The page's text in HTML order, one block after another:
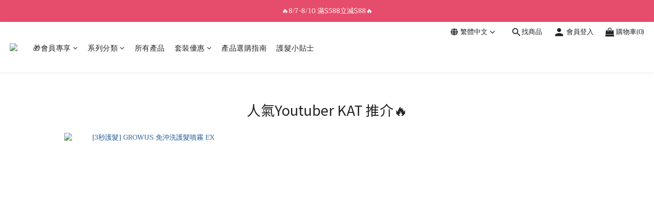
8/7-8/10 全館限時$188免運🛒
🔥8/7-8/10 滿$588立減$88🔥
繁體中文 找商品 會員登入 購物車(0)
🎁會員專享 系列分類 所有產品 套裝優惠 產品選購指南 護髮小貼士
人氣Youtuber KAT 推介🔥